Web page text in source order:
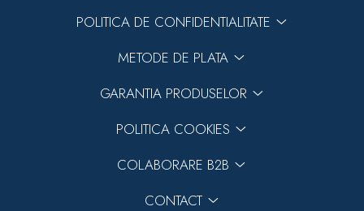
POLITICA DE CONFIDENTIALITATE
METODE DE PLATA
GARANTIA PRODUSELOR
POLITICA COOKIES
COLABORARE B2B
CONTACT